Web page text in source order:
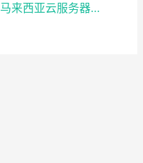
千元价，万元性能！MY-RAK马来西亚云服务器：首月5折+免费SEO工具，中小企业出海“降本神器”